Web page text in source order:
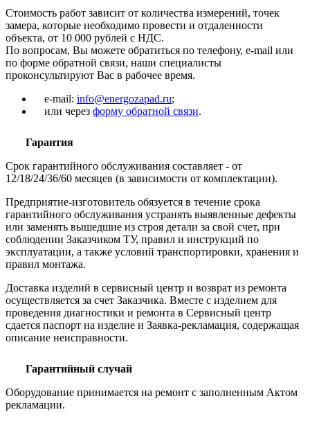
Стоимость работ зависит от количества измерений, точек
замера, которые необходимо провести и отдаленности
объекта, от 10 000 рублей с НДС.
По вопросам, Вы можете обратиться по телефону, e-mail или
по форме обратной связи, наши специалисты
проконсультируют Вас в рабочее время.
e-mail: info@energozapad.ru;
или через форму обратной связи.
Гарантия
Срок гарантийного обслуживания составляет - от
12/18/24/36/60 месяцев (в зависимости от комплектации).
Предприятие-изготовитель обязуется в течение срока
гарантийного обслуживания устранять выявленные дефекты
или заменять вышедшие из строя детали за свой счет, при
соблюдении Заказчиком ТУ, правил и инструкций по
эксплуатации, а также условий транспортировки, хранения и
правил монтажа.
Доставка изделий в сервисный центр и возврат из ремонта
осуществляется за счет Заказчика. Вместе с изделием для
проведения диагностики и ремонта в Сервисный центр
сдается паспорт на изделие и Заявка-рекламация, содержащая
описание неисправности.
Гарантийный случай
Оборудование принимается на ремонт с заполненным Актом
рекламации.